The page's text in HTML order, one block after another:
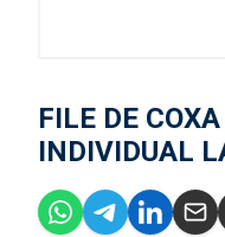
FILE DE
INDIVIDUAL